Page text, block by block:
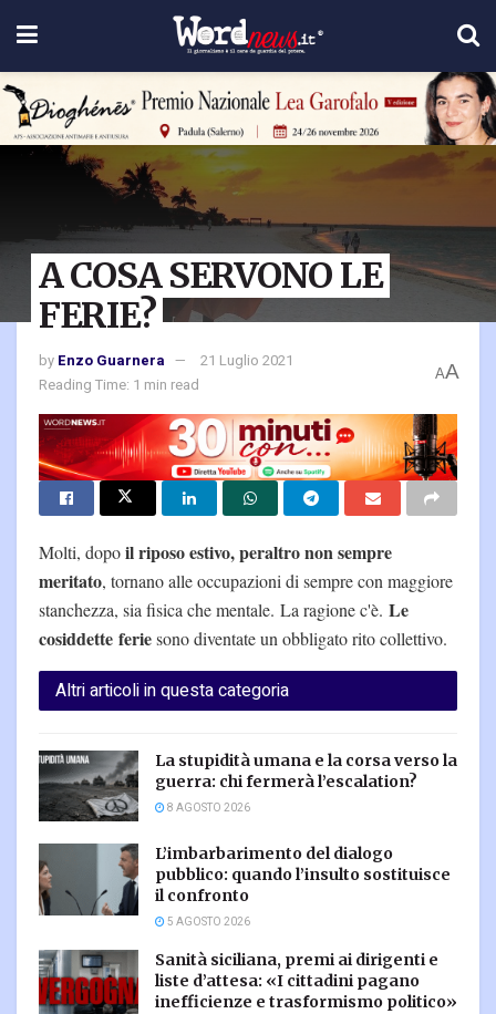
A COSA SERVONO LE
FERIE?
by Enzo Guarnera
21 Luglio 2021
Reading Time: 1 min read
AA
Molti, dopoil riposo estivo, peraltro non sempre
meritato, tornano alle occupazioni di sempre con maggiore
stanchezza, sia fisica che mentale. La ragione c'è. Le
cosiddette feriesono diventate un obbligato rito collettivo.
Altri articoli in questa categoria
La stupidità umana e la corsa verso la
guerra: chi fermerà l’escalation?
8 AGOSTO 2026
L’imbarbarimento del dialogo
pubblico: quando l’insulto sostituisce
il confronto
5 AGOSTO 2026
Sanità siciliana, premi ai dirigenti e
liste d’attesa: «I cittadini pagano
inefficienze e trasformismo politico»